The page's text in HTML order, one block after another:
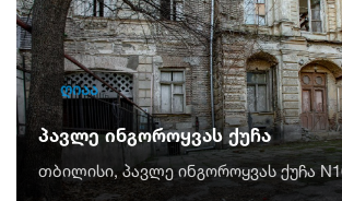
ღიაა
პავლე ინგოროყვას ქუჩა
თბილისი, პავლე ინგოროყვას ქუჩა